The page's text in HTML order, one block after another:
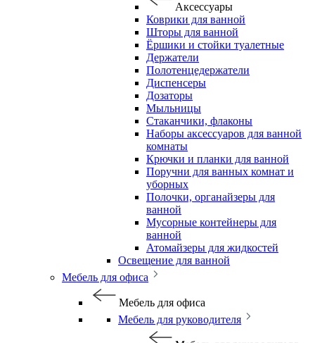
Аксессуары
Коврики для ванной
Шторы для ванной
Ёршики и стойки туалетные
Держатели
Полотенцедержатели
Диспенсеры
Дозаторы
Мыльницы
Стаканчики, флаконы
Наборы аксессуаров для ванной
комнаты
Крючки и планки для ванной
Поручни для ванных комнат и
уборных
Полочки, органайзеры для
ванной
Мусорные контейнеры для
ванной
Атомайзеры для жидкостей
Освещение для ванной
Мебель для офиса
Мебель для офиса
Мебель для руководителя